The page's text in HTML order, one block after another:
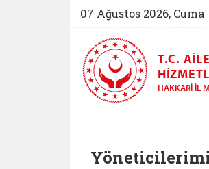
07 Ağustos 2026, Cuma
T.C.
HAKKARI İL